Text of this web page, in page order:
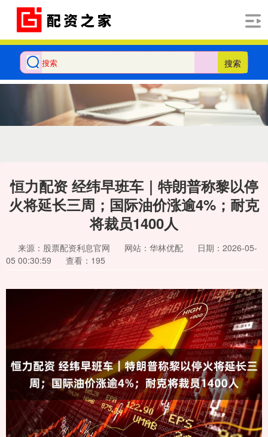
搜索
恒力配资 经纬早班车｜特朗普称黎以停
火将延长三周；国际油价涨逾4%；耐克
将裁员1400人
来源：股票配资利息官网 网站：华林优配
日期：2026-05-
05 00:30:59
查看：195